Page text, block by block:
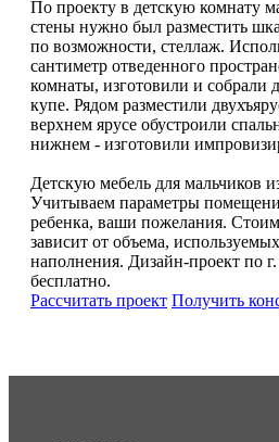
По проекту в детскую комнату
стены нужно был разместить
по возможности, стеллаж.
сантиметр отведенного
комнаты, изготовили и собрали
купе. Рядом разместили
верхнем ярусе обустроили
нижнем - изготовили
Детскую мебель для мальчиков
Учитываем параметры
ребенка, ваши пожелания.
зависит от объема,
наполнения. Дизайн-проект по
бесплатно.
Рассчитать проект Получить